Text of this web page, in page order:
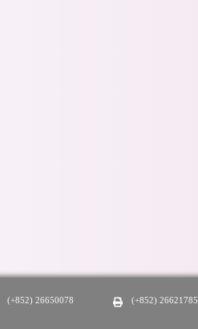
(+852) 26650078 (+852) 26621785